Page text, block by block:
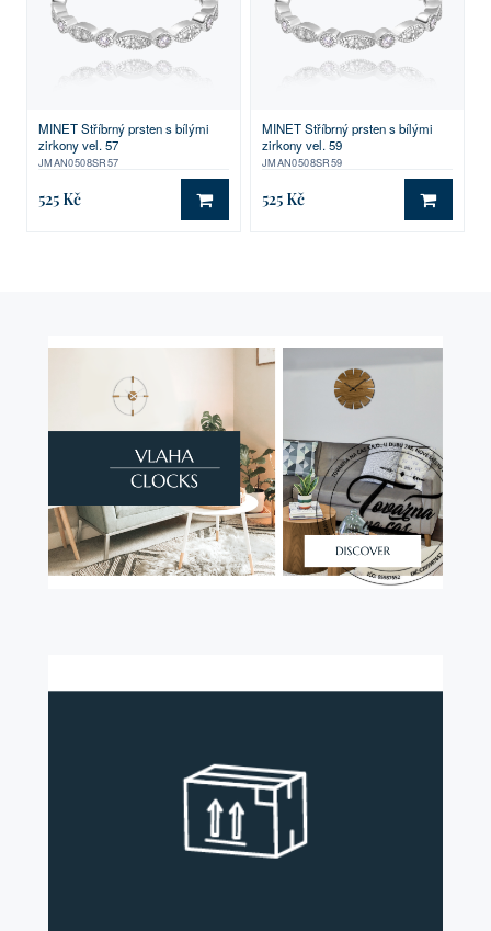
MINET Stříbrný prsten s bílými
zirkony vel. 57
JMAN0508SR57
525 Kč DO KOŠÍKU
MINET Stříbrný prsten s bílými
zirkony vel. 59
JMAN0508SR59
525 Kč DO